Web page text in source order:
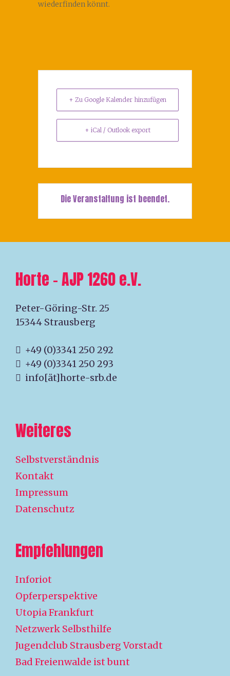
wiederfinden könnt.
+ Zu Google Kalender hinzufügen
+ iCal / Outlook export
Die Veranstaltung ist beendet.
Horte – AJP 1260 e.V.
Peter-Göring-Str. 25
15344 Strausberg
+49 (0)3341 250 292
+49 (0)3341 250 293
info[ät]horte-srb.de
Weiteres
Selbstverständnis
Kontakt
Impressum
Datenschutz
Empfehlungen
Inforiot
Opferperspektive
Utopia Frankfurt
Netzwerk Selbsthilfe
Jugendclub Strausberg Vorstadt
Bad Freienwalde ist bunt